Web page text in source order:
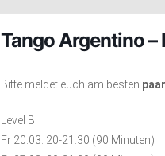
Tango Argentino –
Bitte meldet euch am besten
Level B
Fr 20.03. 20-21.30 (90 Minuten)